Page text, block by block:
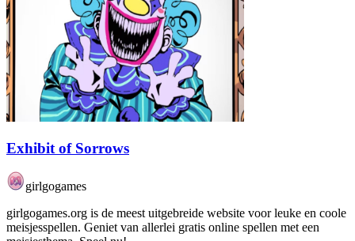
Exhibit of Sorrows
girlgogames
girlgogames.org is de meest uitgebreide website voor leuke en coole
meisjesspellen. Geniet van allerlei gratis online spellen met een